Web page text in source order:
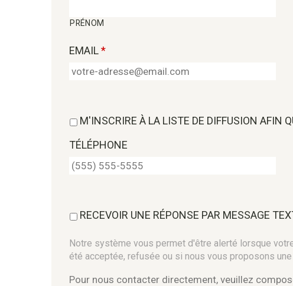
PRÉNOM
EMAIL*
M'INSCRIRE À LA LISTE DE DIFFUSION AFIN
TÉLÉPHONE
RECEVOIR UNE RÉPONSE PAR MESSAGE
Notre système vous permet d'être alerté lorsque
été acceptée, refusée ou si nous vous proposons
Pour nous contacter directement, veuillez